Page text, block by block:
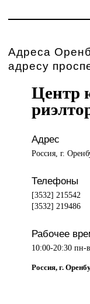
Адреса
адресу
Центр
Адрес
Россия, г.
Телефоны
[3532] 215542
[3532] 219486
Рабочее
10:00-20:30 пн-
Россия, г.